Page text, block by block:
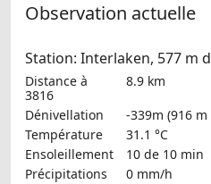
Observation actuelle
Station: Interlaken, 577 m
Distance à
3816
8.9 km
Dénivellation
-339m (916
Température
31.1 °C
Ensoleillement
10 de 10 min
Précipitations
0 mm/h